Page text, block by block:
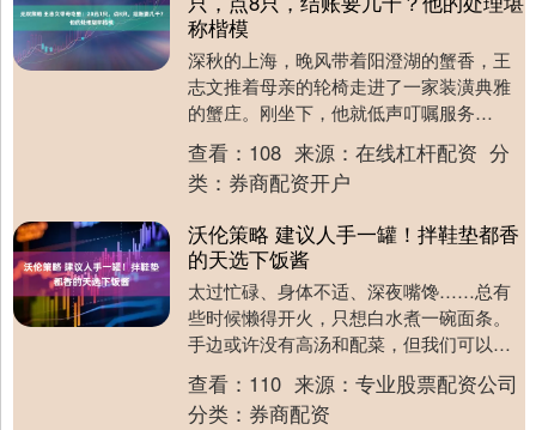
称楷模
深秋的上海，晚风带着阳澄湖的蟹香，王
志文推着母亲的轮椅走进了一家装潢典雅
的蟹庄。刚坐下，他就低声叮嘱服务
员：“蟹蒸得软一点，老人家牙口不好，姜
少放些。”这种细心....
查看： 108 来源： 在线杠杆配资 分
类： 券商配资开户
沃伦策略 建议人手一罐！拌鞋垫都香
的天选下饭酱
太过忙碌、身体不适、深夜嘴馋……总有
些时候懒得开火，只想白水煮一碗面条。
手边或许没有高汤和配菜，但我们可以有
酱料。 尤其是自带大颗牛肉粒的牛肉酱，
面条捞起装盘....
查看： 110 来源： 专业股票配资公司
分类： 券商配资